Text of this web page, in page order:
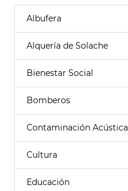
Albufera
Alquería de Solache
Bienestar Social
Bomberos
Contaminación Acústica
Cultura
Educación